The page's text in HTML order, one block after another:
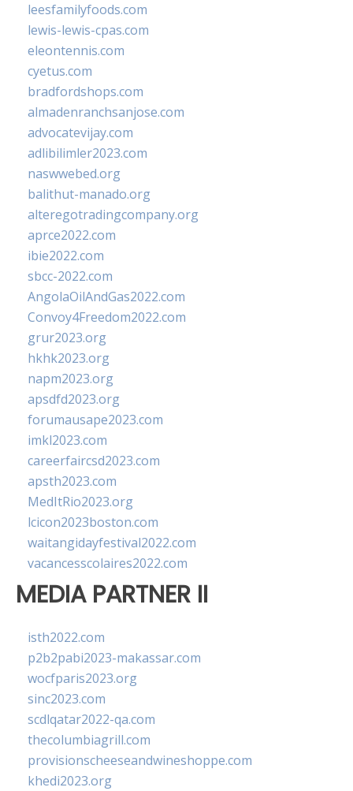
leesfamilyfoods.com
lewis-lewis-cpas.com
eleontennis.com
cyetus.com
bradfordshops.com
almadenranchsanjose.com
advocatevijay.com
adlibilimler2023.com
naswwebed.org
balithut-manado.org
alteregotradingcompany.org
aprce2022.com
ibie2022.com
sbcc-2022.com
AngolaOilAndGas2022.com
Convoy4Freedom2022.com
grur2023.org
hkhk2023.org
napm2023.org
apsdfd2023.org
forumausape2023.com
imkl2023.com
careerfaircsd2023.com
apsth2023.com
MedItRio2023.org
lcicon2023boston.com
waitangidayfestival2022.com
vacancesscolaires2022.com
MEDIA PARTNER II
isth2022.com
p2b2pabi2023-makassar.com
wocfparis2023.org
sinc2023.com
scdlqatar2022-qa.com
thecolumbiagrill.com
provisionscheeseandwineshoppe.com
khedi2023.org